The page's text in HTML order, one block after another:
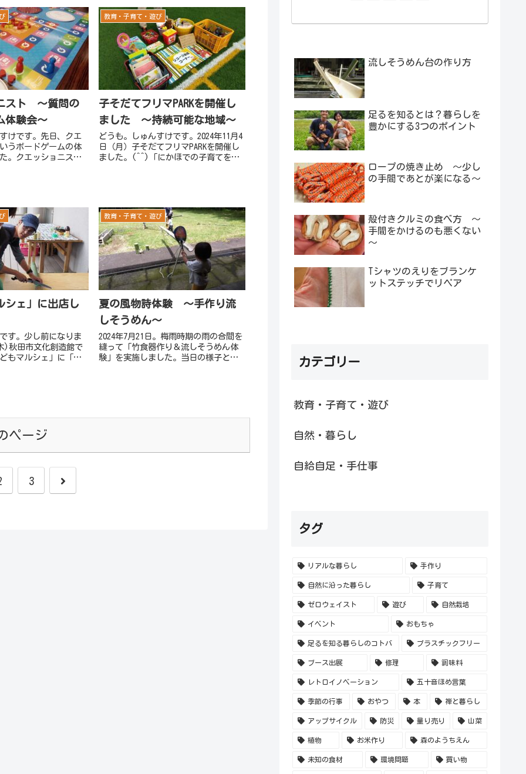
まって、小麦粉から
分好みにトッ...
者...
スト ～質問の
体験会～
けです。先日、クエ
うボードゲームの体
。クエッショニスト
教育・子育て・遊び
子そだてフリマPARKを開催し
ました ～持続可能な地域～
どうも。しゅんすけです。2024年11月4
日（月）子そだてフリマPARKを開催し
ました。(^^)「にかほでの子育てをも
シェ」に出店し
す。少し前になりま
)秋田市文化創造館で
もマルシェ」に「竹
教育・子育て・遊び
夏の風物詩体験 ～手作り流
しそうめん～
2024年7月21日。梅雨時期の雨の合間を
縫って「竹食器作り＆流しそうめん体
験」を実施しました。当日の様子と魅
ページ
3 次
流しそうめん台の作り方
足るを知るとは？暮らしを
豊かにする3つのポイント
ロープの焼き止め ～少し
の手間であとが楽になる～
殻付きクルミの食べ方 ～
手間をかけるのも悪くない
～
Tシャツのえりをブランケ
ットステッチでリペア
カテゴリー
教育・子育て・遊び
自然・暮らし
自給自足・手仕事
タグ
リアルな暮らし 手作り
自然に沿った暮らし 子育て
ゼロウェイスト 遊び 自然栽培
イベント おもちゃ
足るを知る暮らしのコトバ プラスチックフリー
ブース出展 修理 調味料
レトロイノベーション 五十音ほめ言葉
季節の行事 おやつ 本 禅と暮らし
アップサイクル 防災 量り売り 山菜
植物 お米作り 森のようちえん
未知の食材 環境問題 買い物